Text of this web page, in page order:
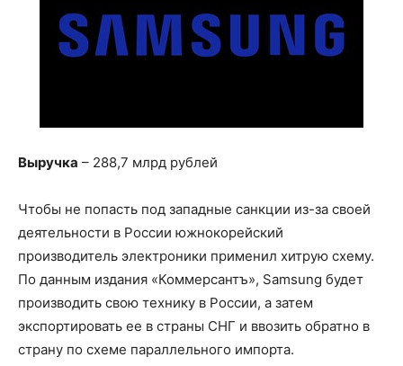
Выручка – 288,7 млрд рублей
Чтобы не попасть под западные санкции из-за своей
деятельности в России южнокорейский
производитель электроники применил хитрую схему.
По данным издания «Коммерсантъ», Samsung будет
производить свою технику в России, а затем
экспортировать ее в страны СНГ и ввозить обратно в
страну по схеме параллельного импорта.